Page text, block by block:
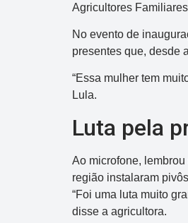
Agricultores
No evento de
presentes que, desde
“Essa mulher tem
Lula.
Luta pela
Ao microfone,
região instalaram
“Foi uma luta muito
disse a agricultora.